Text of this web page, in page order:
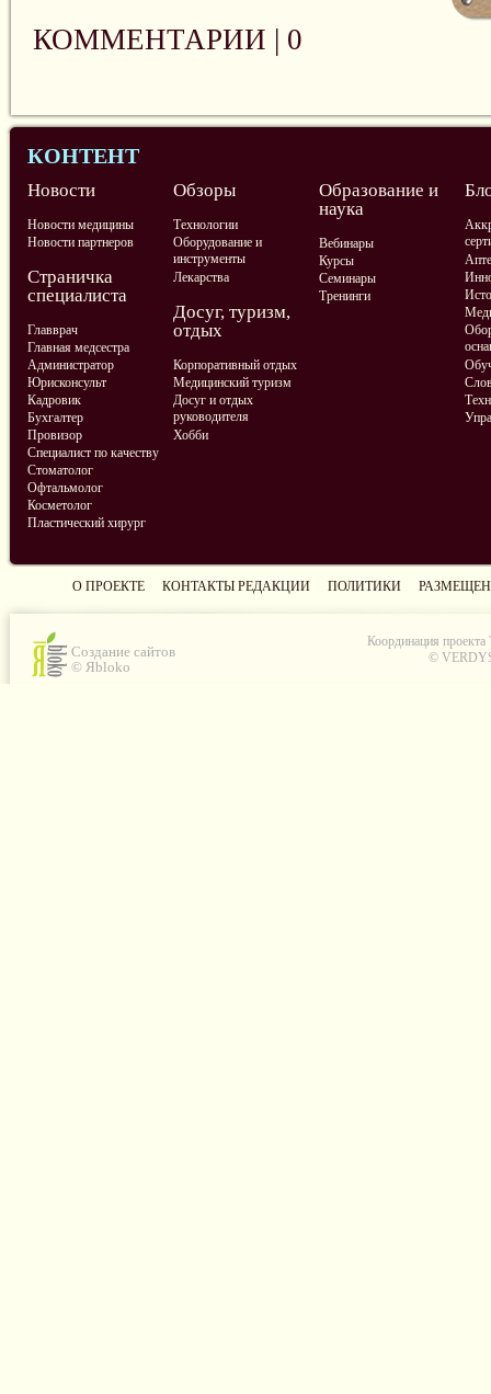
КОММЕНТАРИИ | 0
КОНТЕНТ
Новости
Новости медицины
Новости партнеров
Обзоры
Технологии
Оборудование и
инструменты
Лекарства
Образование и
наука
Вебинары
Курсы
Семинары
Тренинги
Страничка
специалиста
Главврач
Главная медсестра
Администратор
Юрисконсульт
Кадровик
Бухгалтер
Провизор
Специалист по качеству
Стоматолог
Офтальмолог
Косметолог
Пластический хирург
Досуг, туризм,
отдых
Корпоративный отдых
Медицинский туризм
Досуг и отдых
руководителя
Хобби
О ПРОЕКТЕ КОНТАКТЫ РЕДАКЦИИ ПОЛИТИКИ
Создание сайтов
© Яbloko
Координация проекта
©